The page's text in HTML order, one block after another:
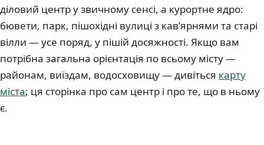
діловий центр у звичному сенсі, а курортне ядро:
бювети, парк, пішохідні вулиці з кав’ярнями та старі
вілли — усе поряд, у пішій досяжності. Якщо вам
потрібна загальна орієнтація по всьому місту —
районам, виїздам, водосховищу — дивіться карту
міста; ця сторінка про сам центр і про те, що в ньому
є.